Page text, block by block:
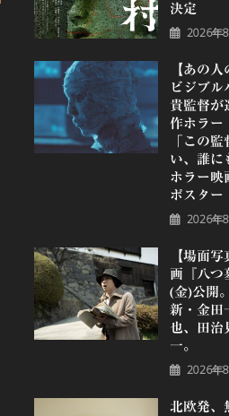
決定
2026年
【あの
ビジブル
貴監督が
作ホラー
「この
い、誰に
ホラー映
ポスター
2026年
【場面
画『八つ
(金)公開
新・金田
也、田治
一。
2026年
北欧発、